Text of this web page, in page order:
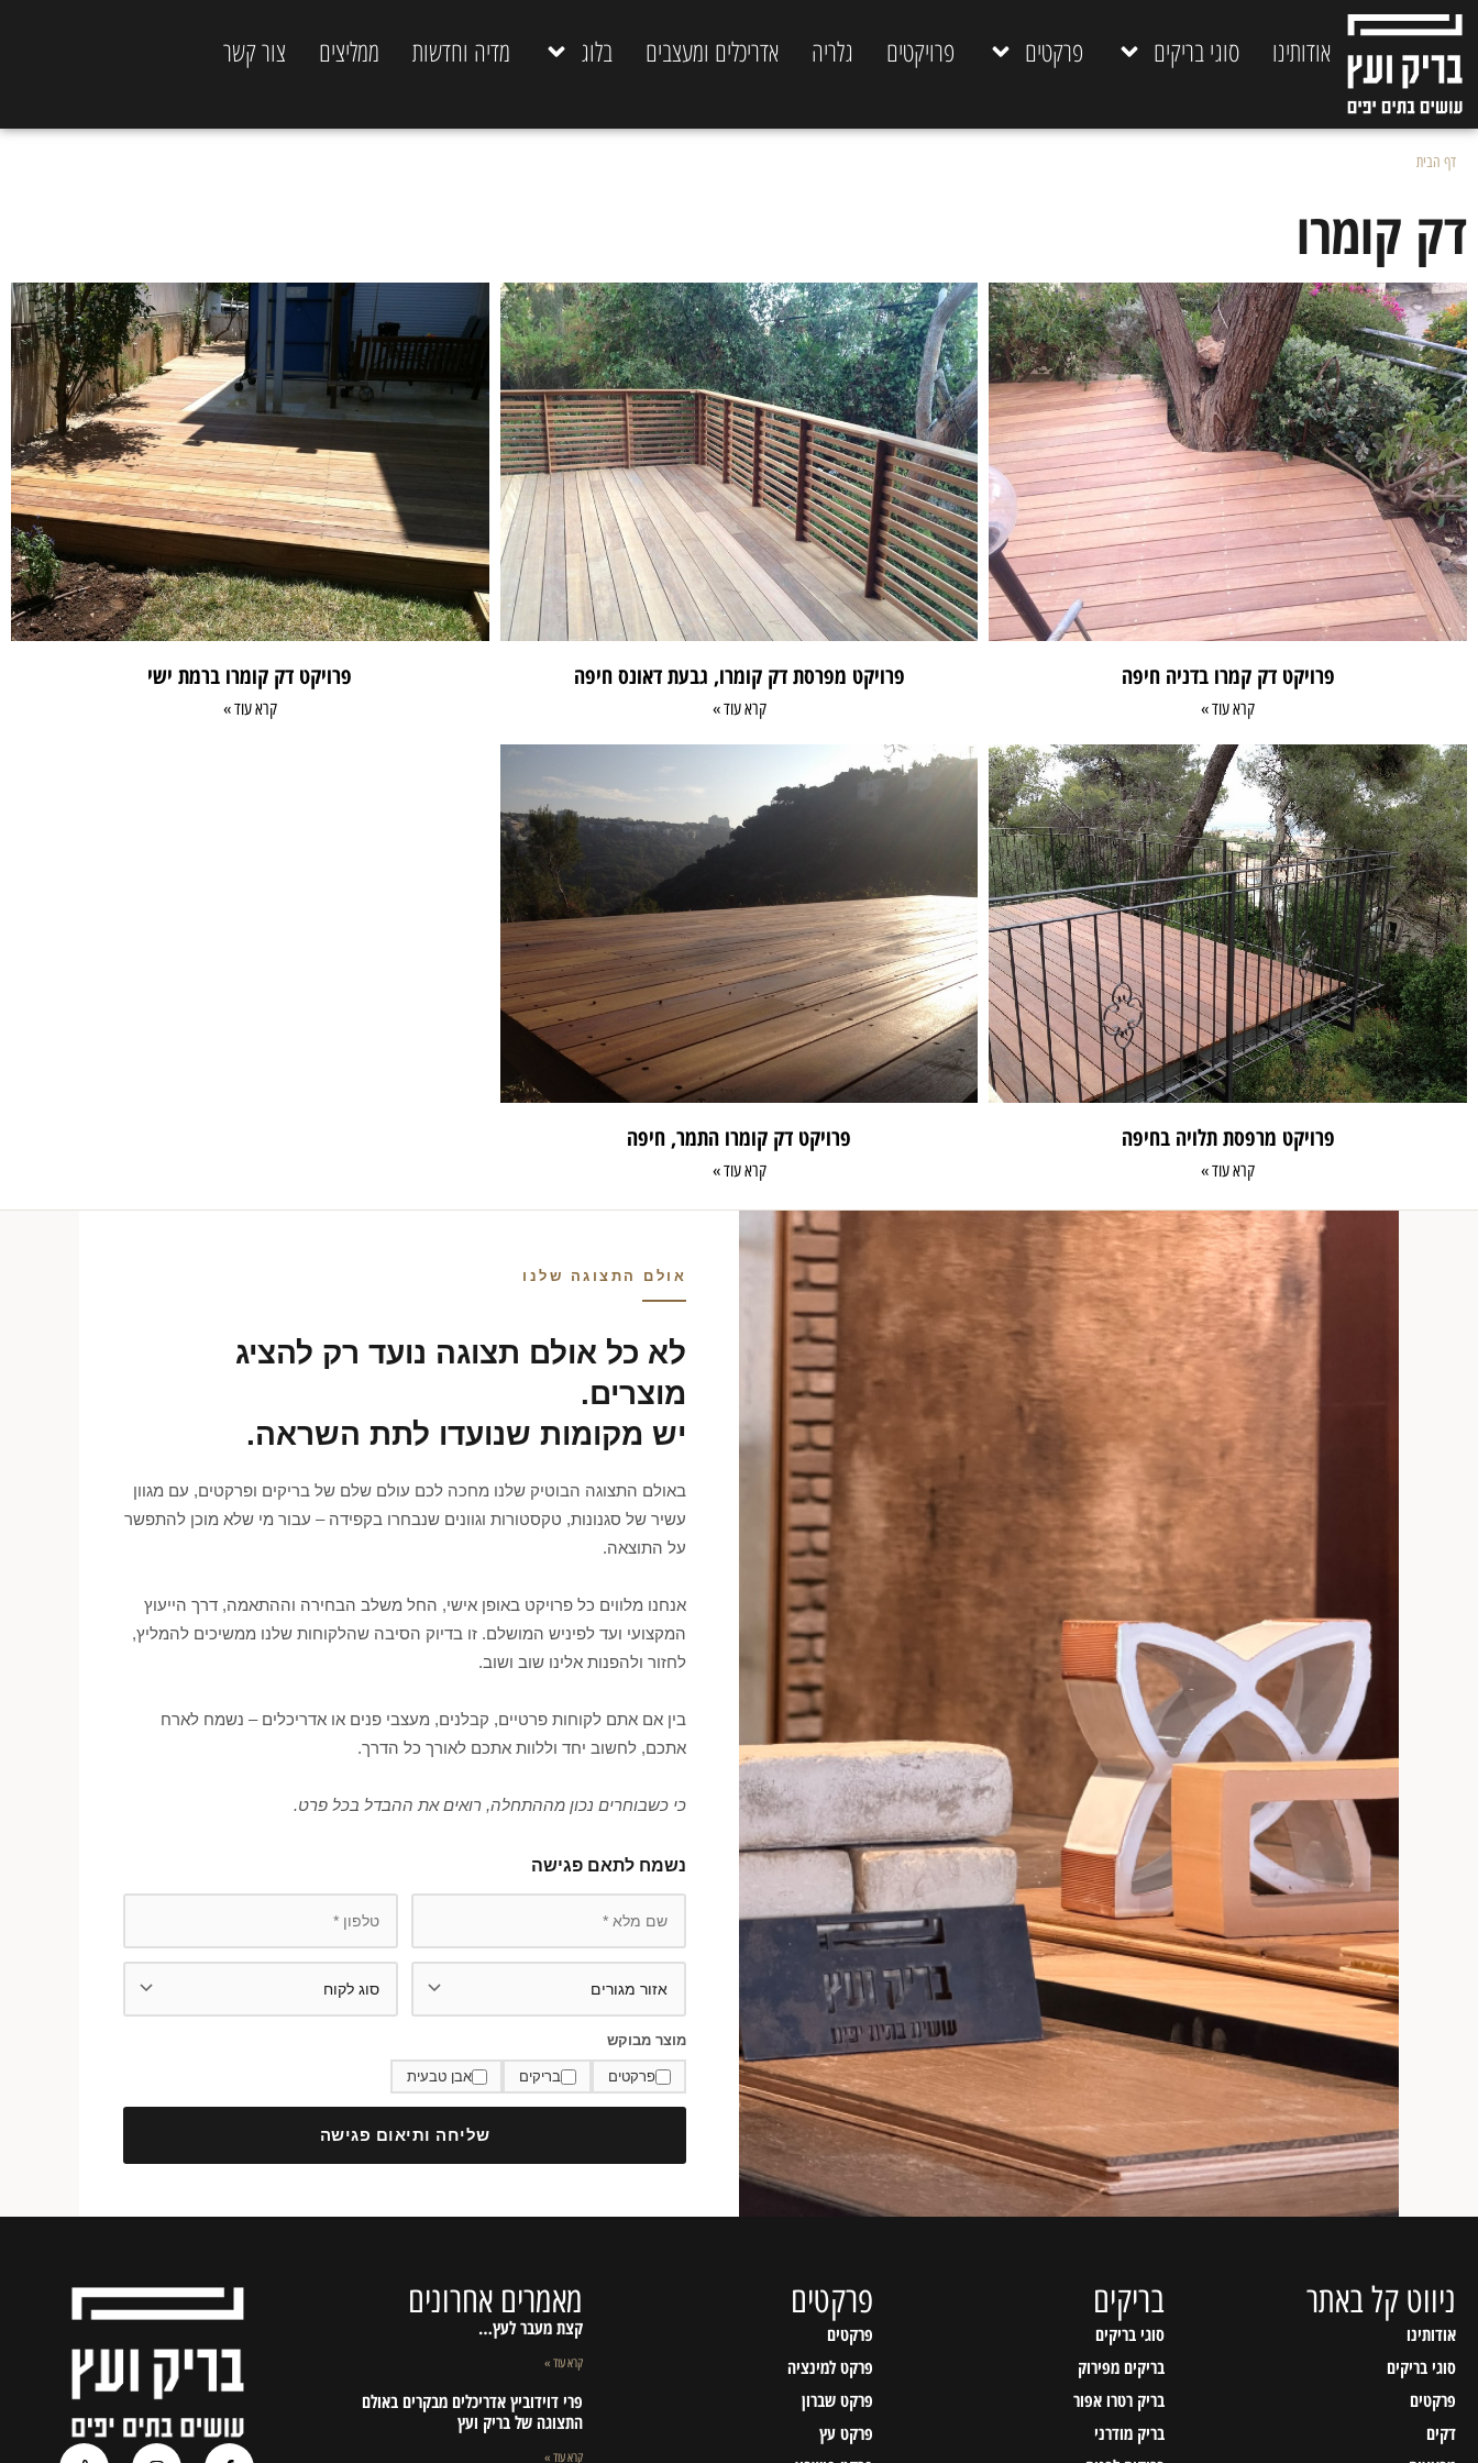
אודותינו סוגי בריקים פרקטים פרויקטים גלריה אדריכלים ומעצבים בלוג מדיה וחדשות ממליצים צור קשר
דף הבית
דק קומרו
פרויקט דק קמרו בדניה חיפה
קרא עוד »
פרויקט מפרסת דק קומרו, גבעת דאונס חיפה
קרא עוד »
פרויקט דק קומרו ברמת ישי
קרא עוד »
פרויקט מרפסת תלויה בחיפה
קרא עוד »
פרויקט דק קומרו התמר, חיפה
קרא עוד »
אולם התצוגה שלנו
לא כל אולם תצוגה נועד רק להציג
מוצרים.
יש מקומות שנועדו לתת השראה.
באולם התצוגה הבוטיק שלנו מחכה לכם עולם שלם של בריקים ופרקטים, עם מגוון
עשיר של סגנונות, טקסטורות וגוונים שנבחרו בקפידה – עבור מי שלא מוכן להתפשר
על התוצאה.
אנחנו מלווים כל פרויקט באופן אישי, החל משלב הבחירה וההתאמה, דרך הייעוץ
המקצועי ועד לפיניש המושלם. זו בדיוק הסיבה שהלקוחות שלנו ממשיכים להמליץ,
לחזור ולהפנות אלינו שוב ושוב.
בין אם אתם לקוחות פרטיים, קבלנים, מעצבי פנים או אדריכלים – נשמח לארח
אתכם, לחשוב יחד וללוות אתכם לאורך כל הדרך.
כי כשבוחרים נכון מההתחלה, רואים את ההבדל בכל פרט.
נשמח לתאם פגישה
מוצר מבוקש
פרקטים בריקים אבן טבעית
שליחה ותיאום פגישה
ניווט קל באתר
אודותינו
סוגי בריקים
פרקטים
דקים
בריקים
סוגי בריקים
בריקים מפירוק
בריק רטרו אפור
בריק מודרני
פרקטים
פרקטים
פרקט למינציה
פרקט שברון
פרקט עץ
מאמרים אחרונים
קצת מעבר לעץ…
קרא עוד »
פרי דוידוביץ אדריכלים מבקרים באולם
התצוגה של בריק ועץ
קרא עוד »